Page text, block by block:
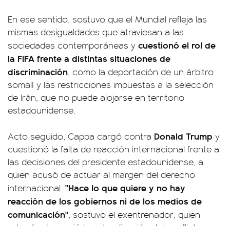
En ese sentido, sostuvo que el Mundial refleja las
mismas desigualdades que atraviesan a las
sociedades contemporáneas y cuestionó el rol de
la FIFA frente a distintas situaciones de
discriminación, como la deportación de un árbitro
somalí y las restricciones impuestas a la selección
de Irán, que no puede alojarse en territorio
estadounidense.
Acto seguido, Cappa cargó contra Donald Trump y
cuestionó la falta de reacción internacional frente a
las decisiones del presidente estadounidense, a
quien acusó de actuar al margen del derecho
internacional. "Hace lo que quiere y no hay
reacción de los gobiernos ni de los medios de
comunicación", sostuvo el exentrenador, quien